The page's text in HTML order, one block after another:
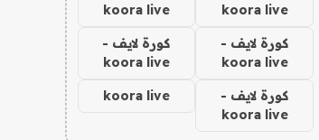
koora live
koora live
كورة لايف -
koora live
كورة لايف -
koora live
كورة لايف -
koora live
koora live